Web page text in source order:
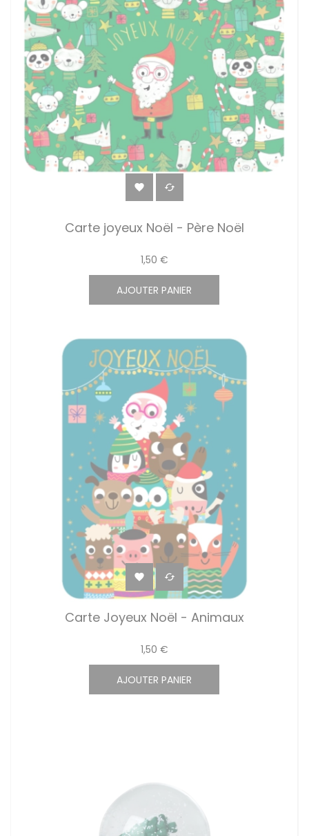
 
Carte joyeux Noël - Père Noël
1,50 €
AJOUTER PANIER
 
Carte Joyeux Noël - Animaux
1,50 €
AJOUTER PANIER